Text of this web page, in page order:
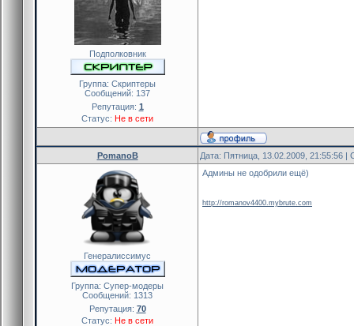
Подполковник
Группа: Скриптеры
Сообщений: 137
Репутация: 1
Статус: Не в сети
PomanoB Дата: Пятница, 13.02.2009, 21:55:56
Генералиссимус
Группа: Cупер-модеры
Сообщений: 1313
Репутация: 70
Статус: Не в сети
Админы не одобрили ещё)
http://romanov4400.mybrute.com